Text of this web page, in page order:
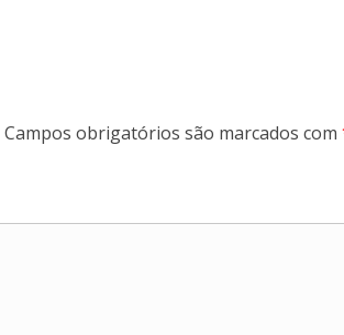
Campos obrigatórios são marcados com